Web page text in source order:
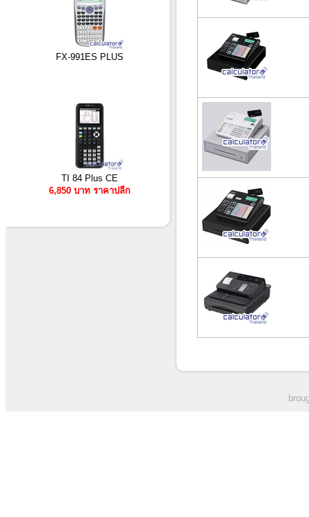
FX-991ES PLUS
TI 84 Plus CE
6,850 บาท ราคาปลีก